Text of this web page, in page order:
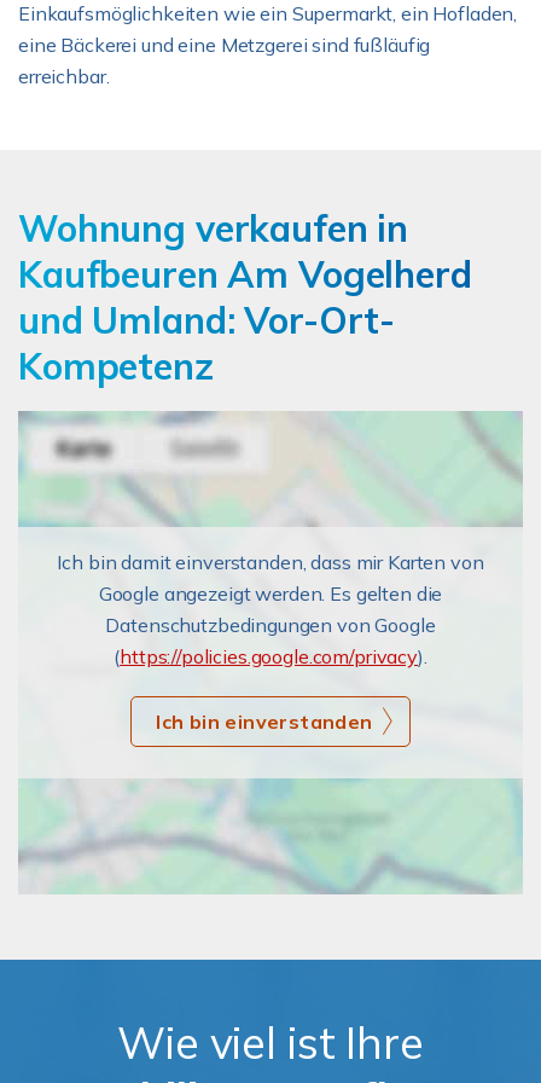
Einkaufsmöglichkeiten wie ein Supermarkt, ein Hofladen,
eine Bäckerei und eine Metzgerei sind fußläufig
erreichbar.
Wohnung verkaufen in
Kaufbeuren Am Vogelherd
und Umland: Vor-Ort-
Kompetenz
Ich bin damit einverstanden, dass mir Karten von
Google angezeigt werden. Es gelten die
Datenschutzbedingungen von Google
(https://policies.google.com/privacy).
Ich bin einverstanden
Wie viel ist Ihre